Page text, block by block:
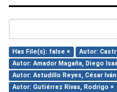
Has File(s): false ×
Autor:
Autor: Amador Magaña, Diego
Autor: Astudillo Reyes, César Iván
Autor: Gutiérrez Rivas, Rodrigo ×